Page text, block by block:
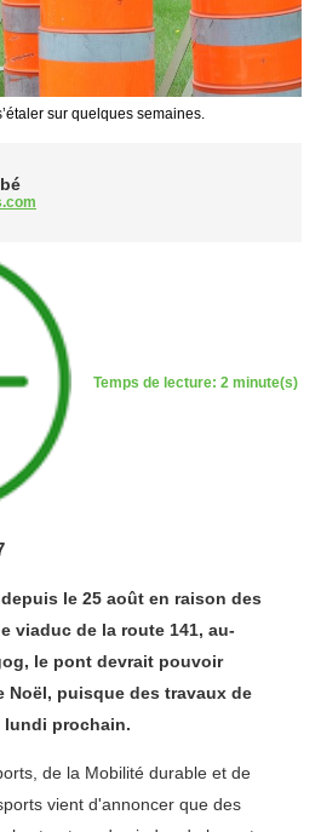
sur quelques semaines.
Temps de lecture: 2 minute(s)
le 25 août en raison des
viaduc de la route 141, au-
le pont devrait pouvoir
Noël, puisque des travaux de
lundi prochain.
de la Mobilité durable et de
vient d'annoncer que des